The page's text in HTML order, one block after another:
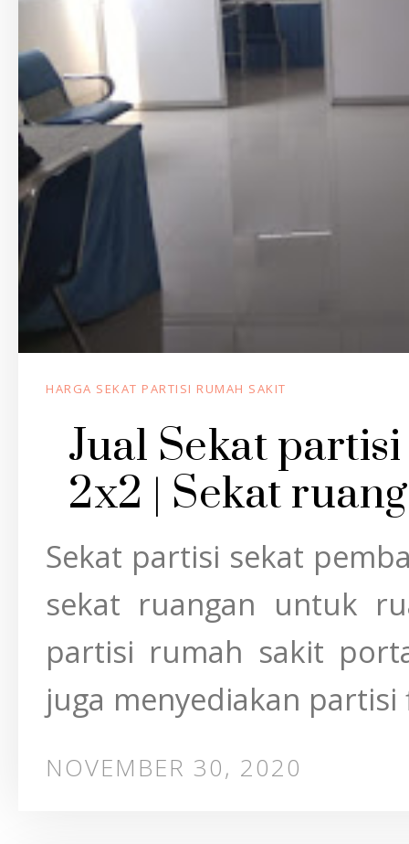
HARGA SEKAT PARTISI RUMAH SAKIT
Jual Sekat
2x2 | Sekat
Sekat partisi sekat
sekat ruangan untuk
partisi rumah sakit
juga menyediakan
NOVEMBER 30, 2020